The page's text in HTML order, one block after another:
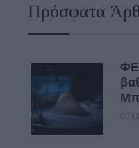
Πρόσφατα
07/